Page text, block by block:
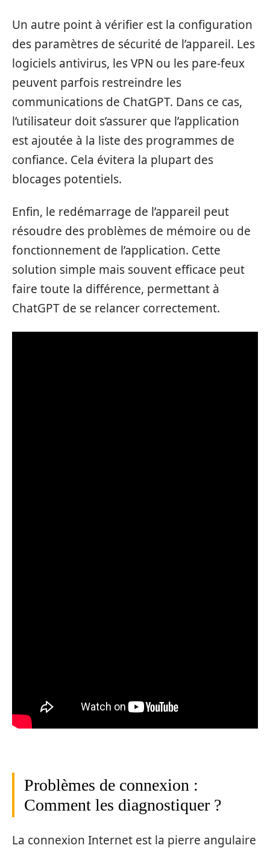
Un autre point à vérifier est la configuration
des paramètres de sécurité de l’appareil. Les
logiciels antivirus, les VPN ou les pare-feux
peuvent parfois restreindre les
communications de ChatGPT. Dans ce cas,
l’utilisateur doit s’assurer que l’application
est ajoutée à la liste des programmes de
confiance. Cela évitera la plupart des
blocages potentiels.
Enfin, le redémarrage de l’appareil peut
résoudre des problèmes de mémoire ou de
fonctionnement de l’application. Cette
solution simple mais souvent efficace peut
faire toute la différence, permettant à
ChatGPT de se relancer correctement.
Problèmes de connexion :
Comment les diagnostiquer ?
La connexion Internet est la pierre angulaire